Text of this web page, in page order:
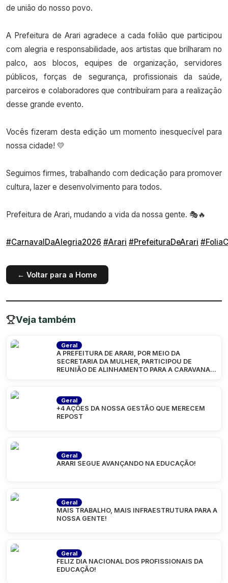
de união do nosso povo.
A Prefeitura de Arari agradece a cada folião que participou
com alegria e responsabilidade, aos artistas que brilharam no
palco, aos blocos, equipes de organização, servidores
públicos, forças de segurança, profissionais da saúde,
parceiros e colaboradores que contribuíram para a realização
desse grande evento.
Vocês fizeram desta edição um momento inesquecível para
nossa cidade! 💛
Seguimos firmes, trabalhando com dedicação para promover
cultura, lazer e desenvolvimento para todos.
Prefeitura de Arari, mudando a vida da nossa gente. 🎭🔥
#CarnavalDaAlegria2026 #Arari #PrefeituraDeArari
← Voltar para a Home
Veja também
Geral
A PREFEITURA DE ARARI, POR MEIO DA
SECRETARIA DA MULHER, PARTICIPOU DE
REUNIÃO DE ALINHAMENTO PARA A CARAVANA
Geral
+4 AÇÕES DA NOSSA GESTÃO QUE MERECEM
REPOST
Geral
ARARI SEGUE AVANÇANDO NA EDUCAÇÃO!
Geral
MAIS TRABALHO, MAIS INFRAESTRUTURA PARA A
NOSSA GENTE!
Geral
FELIZ DIA NACIONAL DOS PROFISSIONAIS DA
EDUCAÇÃO!